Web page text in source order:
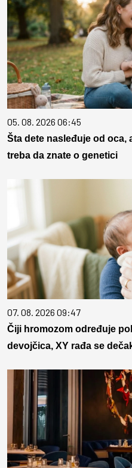
05. 08. 2026 06:45
Šta dete nasleđuje od oca,
treba da znate o genetici
07. 08. 2026 09:47
Čiji hromozom određuje
devojčica, XY rađa se